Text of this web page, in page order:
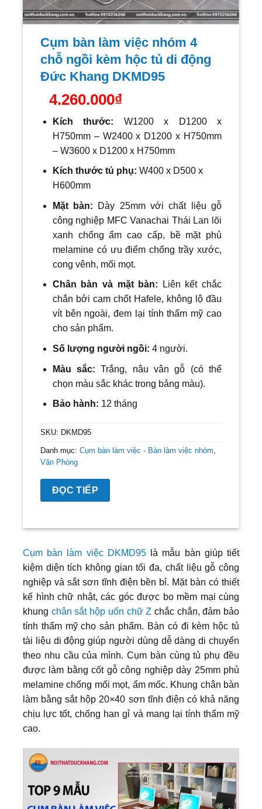
Cụm bàn làm việc nhóm 4
chỗ ngồi kèm hộc tủ di động
Đức Khang DKMD95
4.260.000₫
Kích thước: W1200 x D1200 x
H750mm – W2400 x D1200 x H750mm
– W3600 x D1200 x H750mm
Kích thước tủ phụ: W400 x D500 x
H600mm
Mặt bàn: Dày 25mm vớichất liệu gỗ
công nghiệp MFC Vanachai Thái Lan lõi
xanh chống ẩm cao cấp, bề mặt phủ
melamine có ưu điểm chống trầy xước,
cong vênh, mối mọt.
Chân bàn và mặt bàn: Liên kết chắc
chắn bởi cam chốt Hafele, không lộ đầu
vít bên ngoài, đem lại tính thẩm mỹ cao
cho sản phẩm.
Số lượng người ngồi: 4 người.
Màu sắc:Trắng, nâu vân gỗ (có thể
chọn màu sắc khác trong bảng màu).
Bảo hành: 12 tháng
SKU: DKMD95
Danh mục: Cụm bàn làm việc - Bàn làm việc nhóm
Văn Phòng
ĐỌC TIẾP
Cụm bàn làm việc DKMD95là mẫu bàn giúp tiết
kiệm diện tích không gian tối đa, chất liệu gỗ công
nghiệp và sắt sơn tĩnh điện bền bỉ. Mặt bàn có thiết
kế hình chữ nhật, các góc được bo mềm mại cùng
khung chân sắt hộp uốn chữ Z chắc chắn, đảm bảo
tính thẩm mỹ cho sản phẩm. Bàn có đi kèm hộc tủ
tài liệu di động giúp người dùng dễ dàng di chuyển
theo nhu cầu của mình. Cụm bàn cùng tủ phụ đều
được làm bằng cốt gỗ công nghiệp dày 25mm phủ
melamine chống mối mọt, ẩm mốc. Khung chân bàn
làm bằng sắt hộp 20×40 sơn tĩnh điện có khả năng
chịu lực tốt, chống han gỉ và mang lại tính thẩm mỹ
cao.